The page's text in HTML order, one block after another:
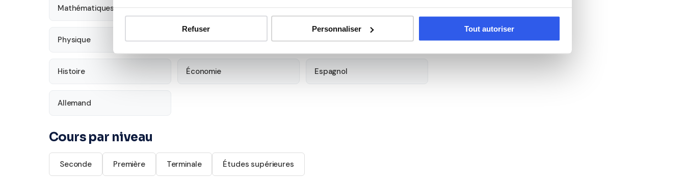
Refuser Personnaliser Tout autoriser
Mathématiques
Physique SVT Philosophie
Histoire Économie Espagnol
Allemand
Cours par niveau
Seconde Première Terminale Études supérieures